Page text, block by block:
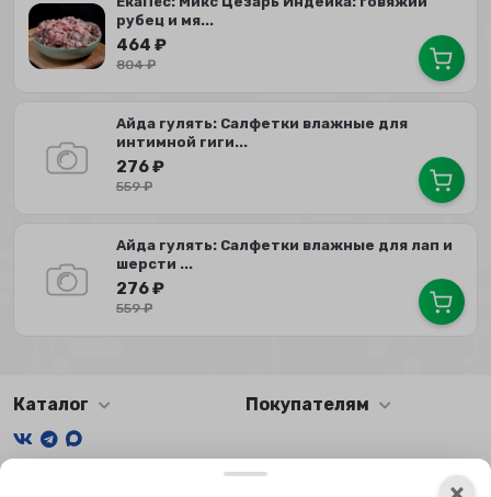
рубец и мя...
464 ₽
804₽
Айда гулять: Салфетки влажные для
интимной гиги...
276₽
559₽
Айда гулять: Салфетки влажные для лап и
шерсти ...
276₽
559₽
Каталог Покупателям
Мы получаем и обрабатываем персональные данные